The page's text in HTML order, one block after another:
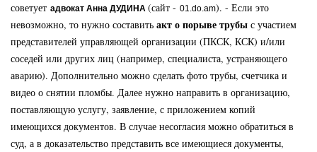
советует адвокат Анна ДУДИНА (сайт - 01.do.am). - Если это
невозможно, то нужно составить акт о порыве трубы с участием
представителей управляющей организации (ПКСК, КСК) и/или
соседей или других лиц (например, специалиста, устраняющего
аварию). Дополнительно можно сделать фото трубы, счетчика и
видео о снятии пломбы. Далее нужно направить в организацию,
поставляющую услугу, заявление, с приложением копий
имеющихся документов. В случае несогласия можно обратиться в
суд, а в доказательство представить все имеющиеся документы,